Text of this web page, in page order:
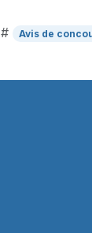
# Avis de